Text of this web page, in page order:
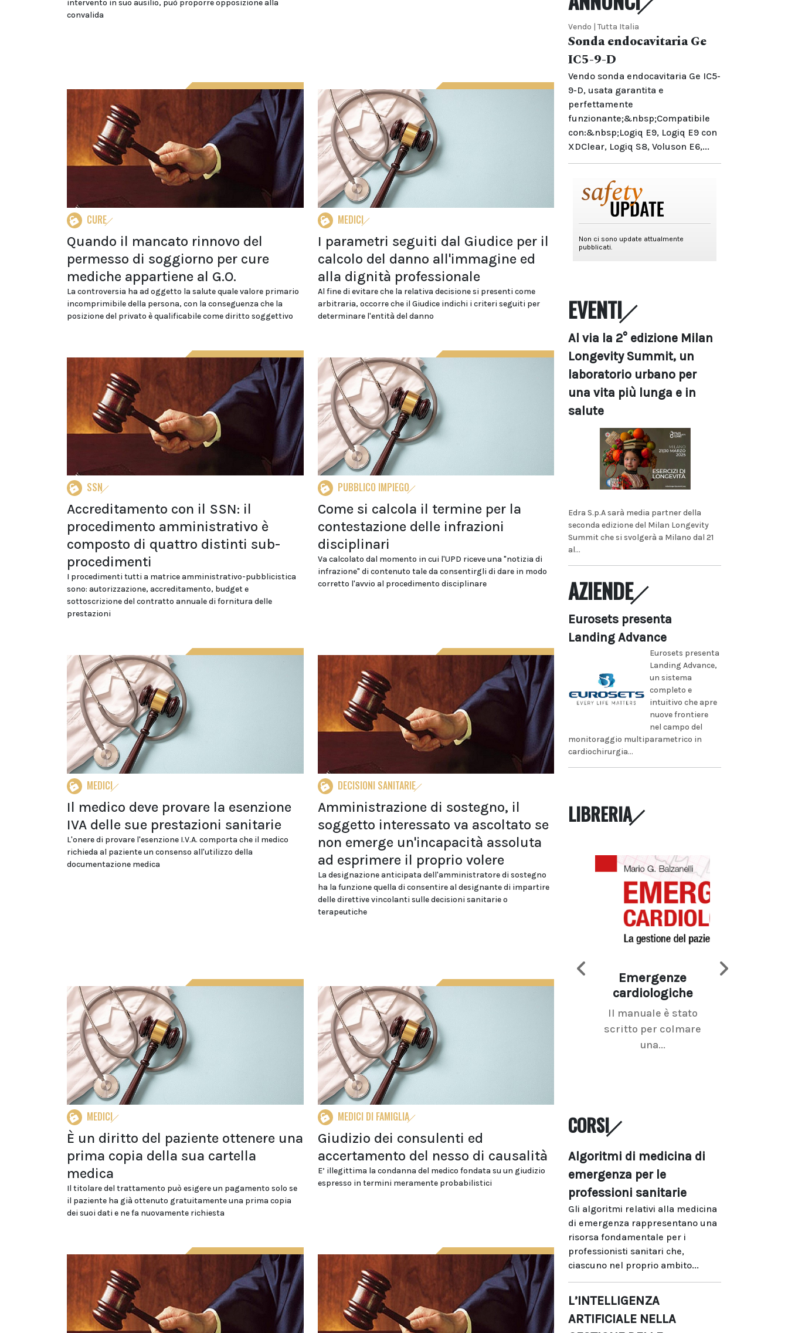
intervento in suo ausilio, può proporre opposizione alla
convalida
CURE
Quando il mancato rinnovo del
permesso di soggiorno per cure
mediche appartiene al G.O.
La controversia ha ad oggetto la salute quale valore primario
incomprimibile della persona, con la conseguenza che la
posizione del privato è qualificabile come diritto soggettivo
MEDICI
I parametri seguiti dal Giudice per il
calcolo del danno all'immagine ed
alla dignità professionale
Al fine di evitare che la relativa decisione si presenti come
arbitraria, occorre che il Giudice indichi i criteri seguiti per
determinare l'entità del danno
SSN
Accreditamento con il SSN: il
procedimento amministrativo è
composto di quattro distinti sub-
procedimenti
I procedimenti tutti a matrice amministrativo-pubblicistica
sono: autorizzazione, accreditamento, budget e
sottoscrizione del contratto annuale di fornitura delle
prestazioni
PUBBLICO IMPIEGO
Come si calcola il termine per la
contestazione delle infrazioni
disciplinari
Va calcolato dal momento in cui l'UPD riceve una "notizia di
infrazione" di contenuto tale da consentirgli di dare in modo
corretto l'avvio al procedimento disciplinare
MEDICI
Il medico deve provare la esenzione
IVA delle sue prestazioni sanitarie
L'onere di provare l'esenzione I.V.A. comporta che il medico
richieda al paziente un consenso all'utilizzo della
documentazione medica
DECISIONI SANITARIE
Amministrazione di sostegno, il
soggetto interessato va ascoltato se
non emerge un'incapacità assoluta
ad esprimere il proprio volere
La designazione anticipata dell'amministratore di sostegno
ha la funzione quella di consentire al designante di impartire
delle direttive vincolanti sulle decisioni sanitarie o
terapeutiche
MEDICI
È un diritto del paziente ottenere una
prima copia della sua cartella
medica
Il titolare del trattamento può esigere un pagamento solo se
il paziente ha già ottenuto gratuitamente una prima copia
dei suoi dati e ne fa nuovamente richiesta
MEDICI DI FAMIGLIA
Giudizio dei consulenti ed
accertamento del nesso di causalità
E’ illegittima la condanna del medico fondata su un giudizio
espresso in termini meramente probabilistici
Vendo | Tutta Italia
Sonda endocavitaria Ge
IC5-9-D
Vendo sonda endocavitaria Ge IC5-
9-D, usata garantita e
perfettamente
funzionante;&nbsp;Compatibile
con:&nbsp;Logiq E9, Logiq E9 con
XDClear, Logiq S8, Voluson E6,...
EVENTI
Al via la 2° edizione Milan
Longevity Summit, un
laboratorio urbano per
una vita più lunga e in
salute
Edra S.p.A sarà media partner della
seconda edizione del Milan Longevity
Summit che si svolgerà a Milano dal 21
al...
AZIENDE
Eurosets presenta
Landing Advance
Eurosets presenta
Landing Advance,
un sistema
completo e
intuitivo che apre
nuove frontiere
nel campo del
monitoraggio multiparametrico in
cardiochirurgia...
LIBRERIA
Emergenze
cardiologiche
Il manuale è stato
scritto per colmare
una...
CORSI
Algoritmi di medicina di
emergenza per le
professioni sanitarie
Gli algoritmi relativi alla medicina
di emergenza rappresentano una
risorsa fondamentale per i
professionisti sanitari che,
ciascuno nel proprio ambito...
L’INTELLIGENZA
ARTIFICIALE NELLA